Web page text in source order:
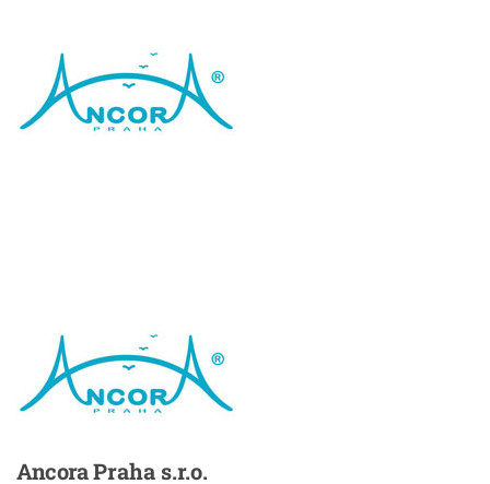
AncoraPraha s.r.o.